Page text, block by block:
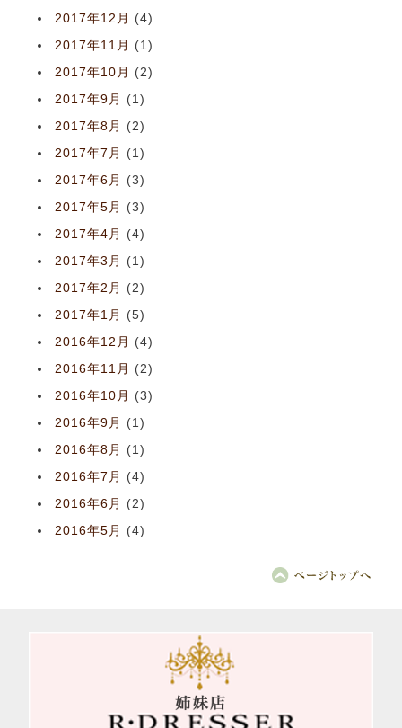
2017年12月
(4)
2017年11月
(1)
2017年10月
(2)
2017年9月
(1)
2017年8月
(2)
2017年7月
(1)
2017年6月
(3)
2017年5月
(3)
2017年4月
(4)
2017年3月
(1)
2017年2月
(2)
2017年1月
(5)
2016年12月
(4)
2016年11月
(2)
2016年10月
(3)
2016年9月
(1)
2016年8月
(1)
2016年7月
(4)
2016年6月
(2)
2016年5月
(4)